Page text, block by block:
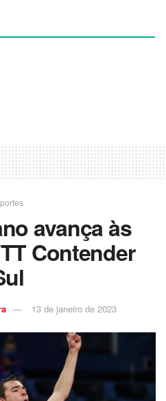
avança às
Contender
13 de janeiro de 2023